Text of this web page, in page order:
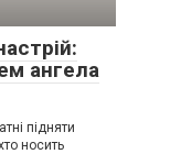
ангела
підняти
носить